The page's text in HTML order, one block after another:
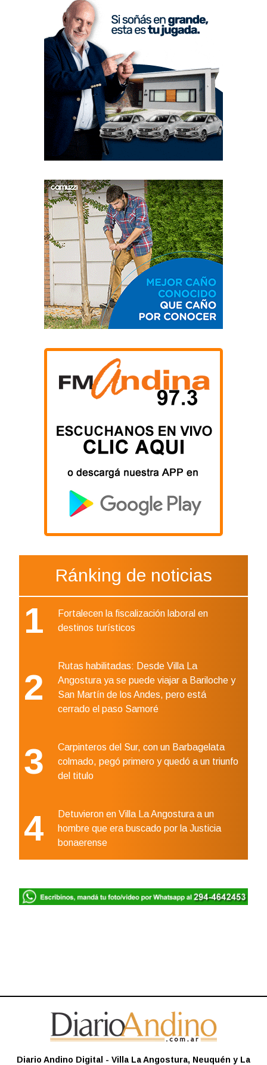
Ránking de noticias
1
Fortalecen la fiscalización laboral en
destinos turísticos
2
Rutas habilitadas: Desde Villa La
Angostura ya se puede viajar a Bariloche y
San Martín de los Andes, pero está
cerrado el paso Samoré
3
Carpinteros del Sur, con un Barbagelata
colmado, pegó primero y quedó a un triunfo
del titulo
4
Detuvieron en Villa La Angostura a un
hombre que era buscado por la Justicia
bonaerense
Diario Andino Digital - Villa La Angostura, Neuquén y La